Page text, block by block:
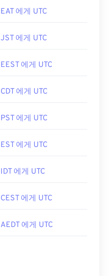
EAT 에게 UTC
JST 에게 UTC
EEST 에게 UTC
CDT 에게 UTC
PST 에게 UTC
EST 에게 UTC
IDT 에게 UTC
CEST 에게 UTC
AEDT 에게 UTC